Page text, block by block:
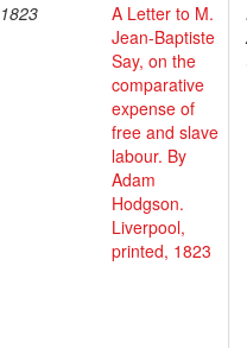
1823
A Letter to M.
Jean-Baptiste
Say, on the
comparative
expense of
free and slave
labour. By
Adam
Hodgson.
Liverpool,
printed, 1823